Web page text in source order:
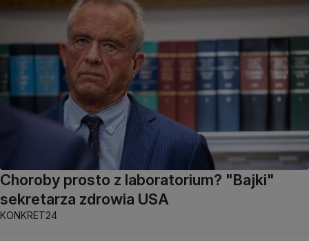
Choroby prosto z laboratorium? "Bajki"
sekretarza zdrowia USA
KONKRET24